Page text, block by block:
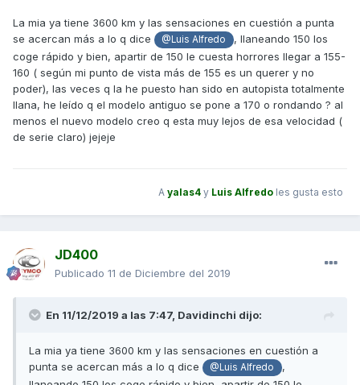
La mia ya tiene 3600 km y las sensaciones en cuestión a punta
se acercan más a lo q dice
@Luis Alfredo
, llaneando 150 los
coge rápido y bien, apartir de 150 le cuesta horrores llegar a 155-
160 ( según mi punto de vista más de 155 es un querer y no
poder), las veces q la he puesto han sido en autopista totalmente
llana, he leído q el modelo antiguo se pone a 170 o rondando ? al
menos el nuevo modelo creo q esta muy lejos de esa velocidad (
de serie claro) jejeje
A yalas4 y Luis Alfredo les gusta esto
JD400
Publicado 11 de Diciembre del 2019
En 11/12/2019 a las 7:47, Davidinchi dijo:
La mia ya tiene 3600 km y las sensaciones en cuestión a
punta se acercan más a lo q dice
@Luis Alfredo
,